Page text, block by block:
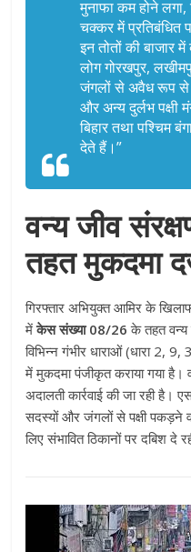
मुनाफा कम होने
चक्कर में प्रतिबंधित
इन तोतों की बाजार
लोग गोरखपुर,
जंगलों से अवैध रूप से
और अन्य दुर्लभ पक्षी
बिहार तथा पश्चिम
देते हैं।”
वन्य जीव
तहत मुकदमा
गिरफ्तार अभियुक्त आमिर के
मेंकेस संख्या 08/26 के तहत वन्य
विभिन्न गंभीर धाराओं (धारा
में मुकदमा पंजीकृत कराया गया है।
अदालती कार्रवाई की जा रही है।
सदस्यों और जंगलों से पक्षी पकड़ने
लिए संभावित ठिकानों पर दबिश दे